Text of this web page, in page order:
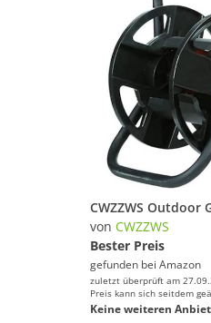
von CWZZWS
Bester Preis
gefunden bei Amazon
zuletzt überprüft am
Preis kann sich seitdem
Keine weiteren